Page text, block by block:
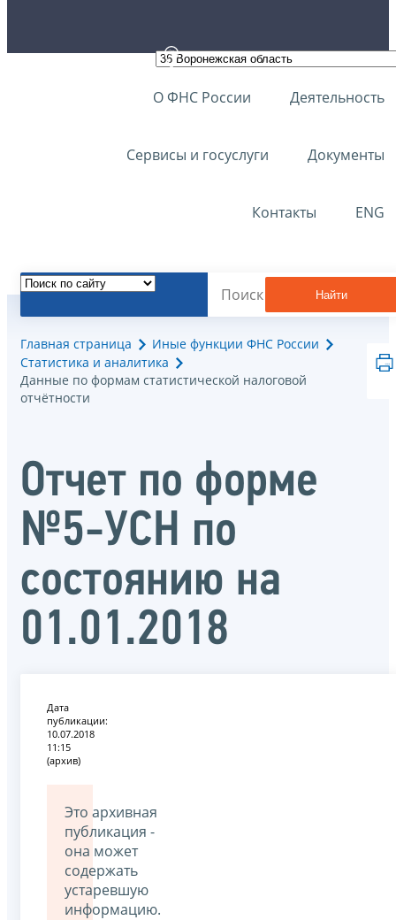
О ФНС России Деятельность
Сервисы и госуслуги Документы
Контакты ENG
Найти
Главная страница
Иные функции ФНС России
Статистика и аналитика
Данные по формам статистической налоговой
отчётности
Отчет по форме
№5-УСН по
состоянию на
01.01.2018
Дата
публикации:
10.07.2018
11:15
(архив)
Это архивная
публикация -
она может
содержать
устаревшую
информацию.